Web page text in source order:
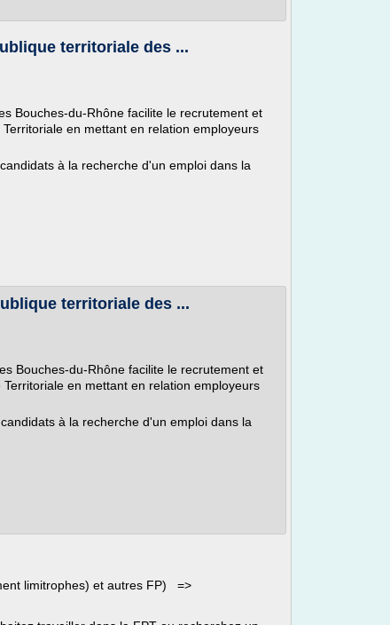
territoriale des ...
Bouches-du-Rhône facilite le recrutement et
en mettant en relation employeurs
à la recherche d'un emploi dans la
territoriale des ...
Bouches-du-Rhône facilite le recrutement et
en mettant en relation employeurs
à la recherche d'un emploi dans la
limitrophes) et autres FP) =>